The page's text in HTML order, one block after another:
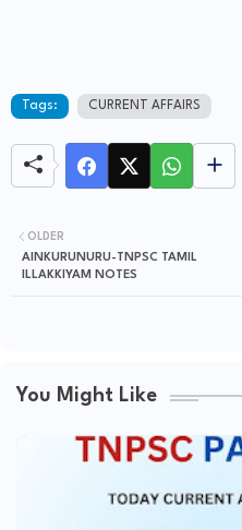
Tags: CURRENT AFFAIRS
OLDER
AINKURUNURU-TNPSC TAMIL
ILLAKKIYAM NOTES
You Might Like